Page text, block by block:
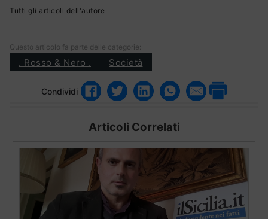
Tutti gli articoli dell'autore
Questo articolo fa parte delle categorie:
. Rosso & Nero . Società
Condividi
Articoli Correlati